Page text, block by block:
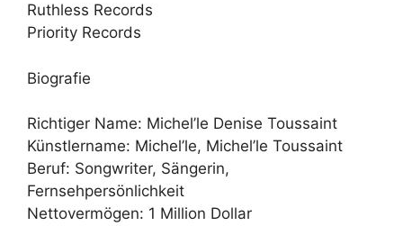
Ruthless Records
Priority Records
Biografie
Richtiger Name: Michel’le Denise Toussaint
Künstlername: Michel’le, Michel’le Toussaint
Beruf: Songwriter, Sängerin,
Fernsehpersönlichkeit
Nettovermögen: 1 Million Dollar